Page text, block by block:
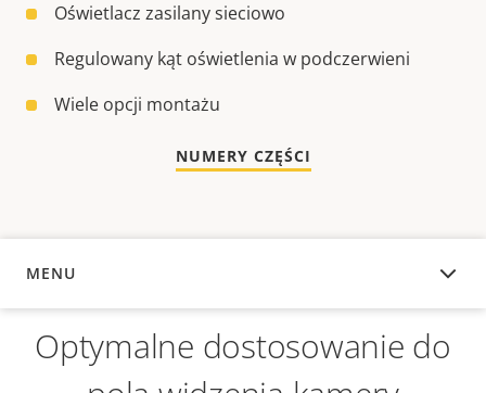
Oświetlacz zasilany sieciowo
Regulowany kąt oświetlenia w podczerwieni
Wiele opcji montażu
NUMERY CZĘŚCI
MENU
INFORMACJE OGÓLNE
Optymalne dostosowanie do